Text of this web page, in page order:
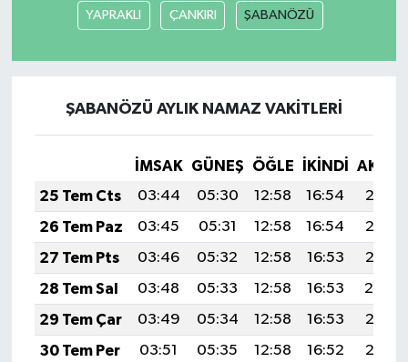
YAPRAKLI ÇANKIRI ŞABANÖZÜ
ŞABANÖZÜ AYLIK NAMAZ VAKITLERI
İMSAK GÜNEŞ ÖĞLE İKINDI
25 Tem Cts
03:44 05:30 12:58 16:54
20:16
26 Tem Paz
03:45 05:31 12:58 16:54
20:16
27 Tem Pts
03:46 05:32 12:58 16:53
20:15
28 Tem Sal
03:48 05:33 12:58 16:53
20:14
29 Tem Çar
03:49 05:34 12:58 16:53
20:13
30 Tem Per
03:51 05:35 12:58 16:52
20:12